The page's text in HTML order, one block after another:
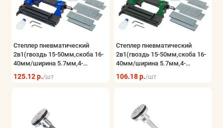
Степлер пневматический
2в1(гвоздь 15-50мм,скоба 16-
40мм/ширина 5.7мм,4-
6.3bar,емкость магазина
100шт)
125.12 р./шт
Степлер пневматический
2в1(гвоздь 15-50мм,скоба 16-
40мм/ширина 5.7мм,4-
6.3бар,емкость магазина
100шт)
106.18 р./шт